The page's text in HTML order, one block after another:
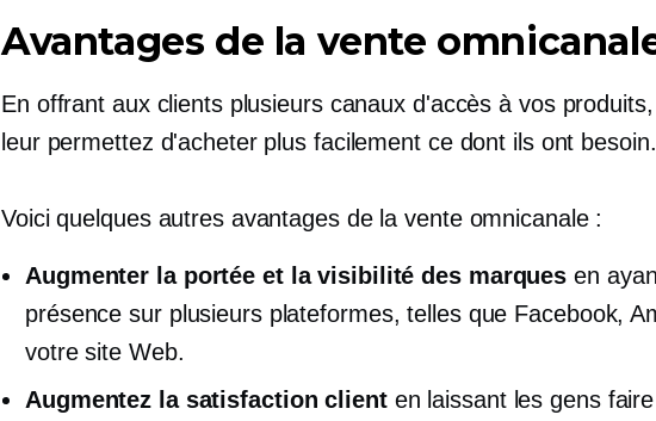
Avantages de la vente
En offrant aux clients plusieurs canaux d'accès à vos
leur permettez d'acheter plus facilement ce dont ils ont besoin.
Voici quelques autres avantages de la vente omnicanale :
Augmenter la portée et la visibilité des marques en
présence sur plusieurs plateformes, telles que Facebook,
votre site Web.
Augmentez la satisfaction clienten laissant les gens